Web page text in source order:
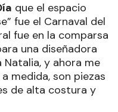
que el espacio
fue el Carnaval del
fue en la comparsa
una diseñadora
y ahora me
medida, son piezas
de alta costura y